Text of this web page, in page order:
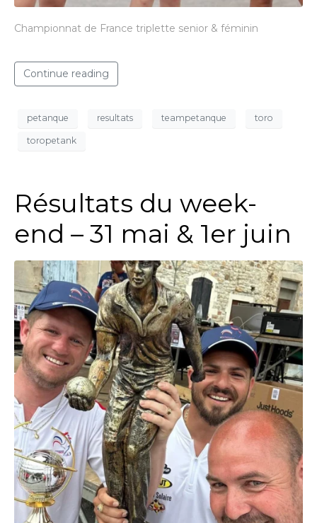
Championnat de France triplette senior & féminin
Continue reading
petanque resultats teampetanque toro
toropetank
Résultats du week-
end – 31 mai & 1er juin